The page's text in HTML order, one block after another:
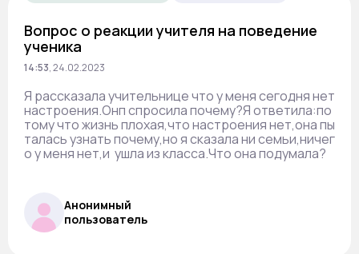
Вопрос о реакции учителя на поведение
ученика
14:53,24.02.2023
Я рассказала учительнице что у меня сегодня нет
настроения.Онп спросила почему?Я ответила:по
тому что жизнь плохая,что настроения нет,она пы
талась узнать почему,но я сказала ни семьи,ничег
о у меня нет,и ушла из класса.Что она подумала?
Анонимный
пользователь